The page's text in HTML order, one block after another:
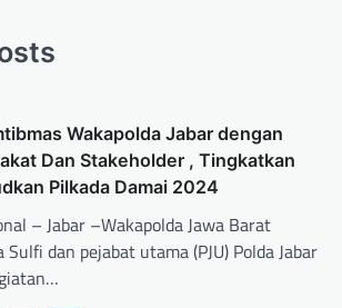
Wakapolda Jabar dengan
Dan Stakeholder , Tingkatkan
Pilkada Damai 2024
– Jabar –Wakapolda Jawa Barat
dan pejabat utama (PJU) Polda Jabar